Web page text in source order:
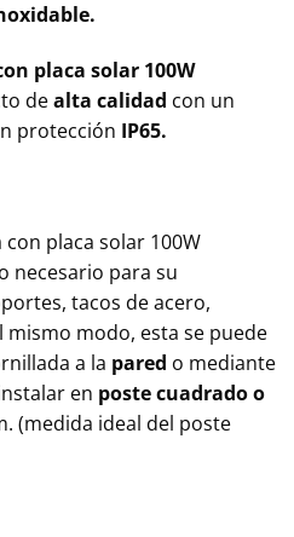
placa solar 100W
dealta calidad con un
protección IP65.
placa solar 100W
necesario para su
tacos de acero,
modo, esta se puede
a la pared o mediante
en poste cuadrado o
(medida ideal del poste